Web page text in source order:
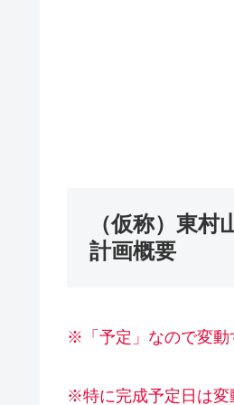
（仮称）東
計画概要
※「予定」なので変動
※特に完成予定日は変